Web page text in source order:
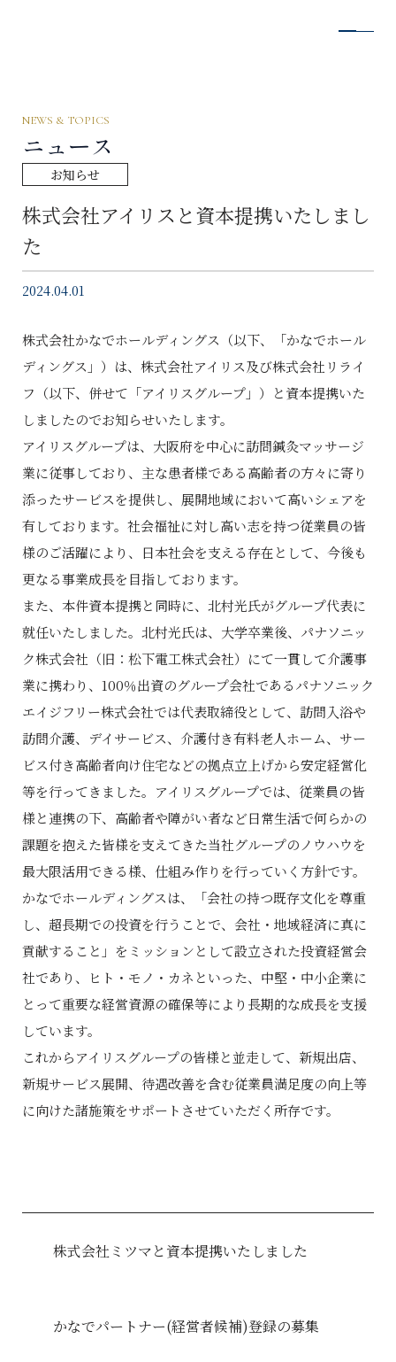
NEWS & TOPICS
ニュース
お知らせ
株式会社アイリスと資本提携いたしまし
た
2024.04.01
株式会社かなでホールディングス（以下、「かなでホール
ディングス」）は、株式会社アイリス及び株式会社リライ
フ（以下、併せて「アイリスグループ」）と資本提携いた
しましたのでお知らせいたします。
アイリスグループは、大阪府を中心に訪問鍼灸マッサージ
業に従事しており、主な患者様である高齢者の方々に寄り
添ったサービスを提供し、展開地域において高いシェアを
有しております。社会福祉に対し高い志を持つ従業員の皆
様のご活躍により、日本社会を支える存在として、今後も
更なる事業成長を目指しております。
また、本件資本提携と同時に、北村光氏がグループ代表に
就任いたしました。北村光氏は、大学卒業後、パナソニッ
ク株式会社（旧：松下電工株式会社）にて一貫して介護事
業に携わり、100％出資のグループ会社であるパナソニック
エイジフリー株式会社では代表取締役として、訪問入浴や
訪問介護、デイサービス、介護付き有料老人ホーム、サー
ビス付き高齢者向け住宅などの拠点立上げから安定経営化
等を行ってきました。アイリスグループでは、従業員の皆
様と連携の下、高齢者や障がい者など日常生活で何らかの
課題を抱えた皆様を支えてきた当社グループのノウハウを
最大限活用できる様、仕組み作りを行っていく方針です。
かなでホールディングスは、「会社の持つ既存文化を尊重
し、超長期での投資を行うことで、会社・地域経済に真に
貢献すること」をミッションとして設立された投資経営会
社であり、ヒト・モノ・カネといった、中堅・中小企業に
とって重要な経営資源の確保等により長期的な成長を支援
しています。
これからアイリスグループの皆様と並走して、新規出店、
新規サービス展開、待遇改善を含む従業員満足度の向上等
に向けた諸施策をサポートさせていただく所存です。
株式会社ミツマと資本提携いたしました
かなでパートナー(経営者候補)登録の募集